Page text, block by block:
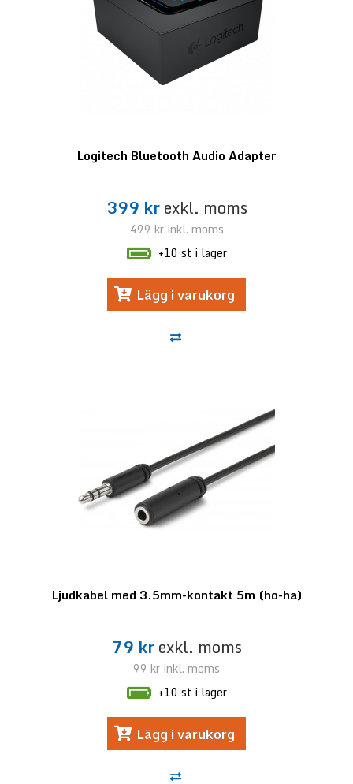
Logitech Bluetooth Audio Adapter
399 krexkl. moms
499 krinkl. moms
+10 st i lager
Lägg i varukorg
Ljudkabel med 3.5mm-kontakt 5m (ho-ha)
79 krexkl. moms
99 kr inkl. moms
+10 st i lager
Lägg i varukorg